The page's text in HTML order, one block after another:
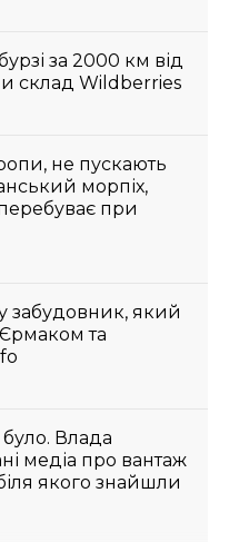
за 2000 км від
склад Wildberries
не пускають
морпіх,
при
забудовник, який
та
Влада
медіа про вантаж
якого знайшли